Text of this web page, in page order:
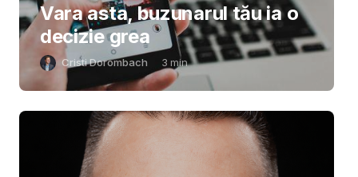
Vara asta, buzunarul tău ia o
decizie grea
Cristi Dorombach 3 min